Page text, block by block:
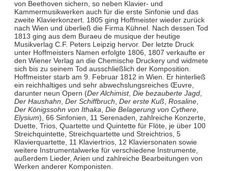
von Beethoven sichern, so neben Klavier- und
Kammermusikwerken auch für die erste Sinfonie und das
zweite Klavierkonzert. 1805 ging Hoffmeister wieder zurück
nach Wien und überließ die Firma Kühnel. Nach dessen Tod
1813 ging aus dem Buraeu de musique der heutige
Musikverlag C.F. Peters Leipzig hervor. Der letzte Druck
unter Hoffmeisters Namen erfolgte 1806, 1807 verkaufte er
den Wiener Verlag an die Chemische Druckery und widmete
sich bis zu seinem Tod ausschließlich der Komposition.
Hoffmeister starb am 9. Februar 1812 in Wien. Er hinterließ
ein reichhaltiges und sehr abwechslungsreiches Œuvre,
darunter neun Opern (Der Alchimist, Die bezauberte Jagd,
Der Haushahn Der Schiffbruch Der erste Kuß Rosaline,
Der Königssohn von Ithaka Die Belagerung von Cythere,
Elysium), 66 Sinfonien, 11 Serenaden, zahlreiche Konzerte,
Duette, Trios, Quartette und Quintette für Flöte, je über 100
Streichquintette, Streichquartette und Streichtrios, 5
Klavierquartette, 11 Klaviertrios, 12 Klaviersonaten sowie
weitere Instrumentalwerke für verschiedene Instrumente,
außerdem Lieder, Arien und zahlreiche Bearbeitungen von
Werken anderer Komponisten.